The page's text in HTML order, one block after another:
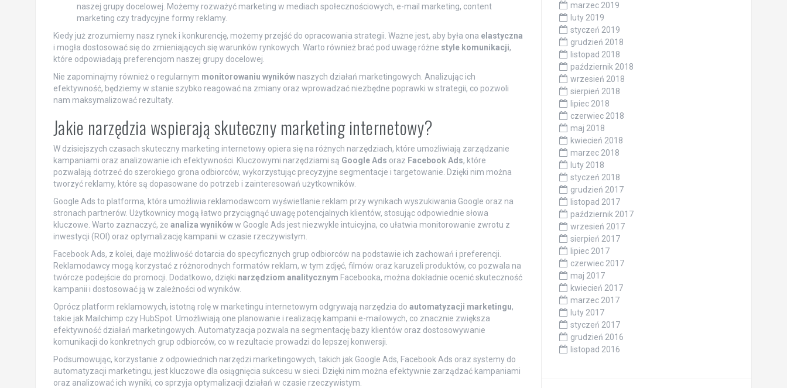
naszej grupy docelowej. Możemy rozważyć marketing w mediach społecznościowych, e-mail marketing, content
marketing czy tradycyjne formy reklamy.
Kiedy już zrozumiemy nasz rynek i konkurencję, możemy przejść do opracowania strategii. Ważne jest, aby była ona elastyczna
i mogła dostosować się do zmieniających się warunków rynkowych. Warto również brać pod uwagę różne style komunikacji,
które odpowiadają preferencjom naszej grupy docelowej.
Nie zapominajmy również o regularnym monitorowaniu wynikównaszych działań marketingowych. Analizując ich
efektywność, będziemy w stanie szybko reagować na zmiany oraz wprowadzać niezbędne poprawki w strategii, co pozwoli
nam maksymalizować rezultaty.
Jakie narzędzia wspierają skuteczny marketing internetowy?
W dzisiejszych czasach skuteczny marketing internetowy opiera się na różnych narzędziach, które umożliwiają zarządzanie
kampaniami oraz analizowanie ich efektywności. Kluczowymi narzędziami są Google Ads oraz Facebook Ads, które
pozwalają dotrzeć do szerokiego grona odbiorców, wykorzystując precyzyjne segmentacje i targetowanie. Dzięki nim można
tworzyć reklamy, które są dopasowane do potrzeb i zainteresowań użytkowników.
Google Ads to platforma, która umożliwia reklamodawcom wyświetlanie reklam przy wynikach wyszukiwania Google oraz na
stronach partnerów. Użytkownicy mogą łatwo przyciągnąć uwagę potencjalnych klientów, stosując odpowiednie słowa
kluczowe. Warto zaznaczyć, że analiza wynikóww Google Ads jest niezwykle intuicyjna, co ułatwia monitorowanie zwrotu z
inwestycji (ROI) oraz optymalizację kampanii w czasie rzeczywistym.
Facebook Ads, z kolei, daje możliwość dotarcia do specyficznych grup odbiorców na podstawie ich zachowań i preferencji.
Reklamodawcy mogą korzystać z różnorodnych formatów reklam, w tym zdjęć, filmów oraz karuzeli produktów, co pozwala na
twórcze podejście do promocji. Dodatkowo, dzięki narzędziom analitycznym Facebooka, można dokładnie ocenić skuteczność
kampanii i dostosować ją w zależności od wyników.
Oprócz platform reklamowych, istotną rolę w marketingu internetowym odgrywają narzędzia do automatyzacji marketingu,
takie jak Mailchimp czy HubSpot. Umożliwiają one planowanie i realizację kampanii e-mailowych, co znacznie zwiększa
efektywność działań marketingowych. Automatyzacja pozwala na segmentację bazy klientów oraz dostosowywanie
komunikacji do konkretnych grup odbiorców, co w rezultacie prowadzi do lepszej konwersji.
Podsumowując, korzystanie z odpowiednich narzędzi marketingowych, takich jak Google Ads, Facebook Ads oraz systemy do
automatyzacji marketingu, jest kluczowe dla osiągnięcia sukcesu w sieci. Dzięki nim można efektywnie zarządzać kampaniami
oraz analizować ich wyniki, co sprzyja optymalizacji działań w czasie rzeczywistym.
marzec 2019
luty 2019
styczeń 2019
grudzień 2018
listopad 2018
październik 2018
wrzesień 2018
sierpień 2018
lipiec 2018
czerwiec 2018
maj 2018
kwiecień 2018
marzec 2018
luty 2018
styczeń 2018
grudzień 2017
listopad 2017
październik 2017
wrzesień 2017
sierpień 2017
lipiec 2017
czerwiec 2017
maj 2017
kwiecień 2017
marzec 2017
luty 2017
styczeń 2017
grudzień 2016
listopad 2016